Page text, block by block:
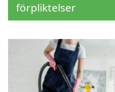
förpliktelser